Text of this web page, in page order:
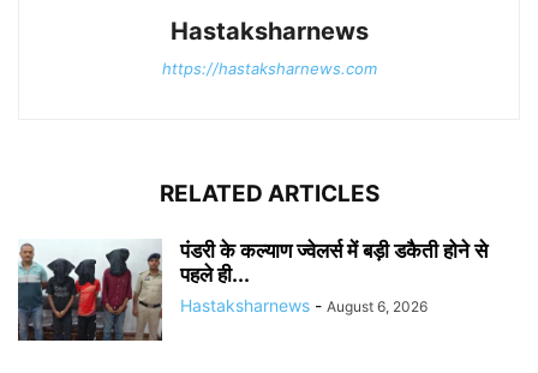
Hastaksharnews
https://hastaksharnews.com
RELATED ARTICLES
पंडरी के कल्याण ज्वेलर्स में बड़ी डकैती होने से
पहले ही...
Hastaksharnews - August 6, 2026